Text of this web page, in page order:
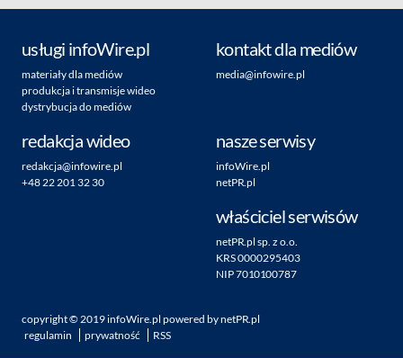
usługi infoWire.pl
materiały dla mediów
produkcja i transmisje wideo
dystrybucja do mediów
kontakt dla mediów
media@infowire.pl
redakcja wideo
redakcja@infowire.pl
+48 22 201 32 30
nasze serwisy
infoWire.pl
netPR.pl
właściciel serwisów
netPR.pl sp. z o.o.
KRS 0000295403
NIP 7010100787
copyright © 2019infoWire.pl powered bynetPR.pl
regulamin
prywatność RSS